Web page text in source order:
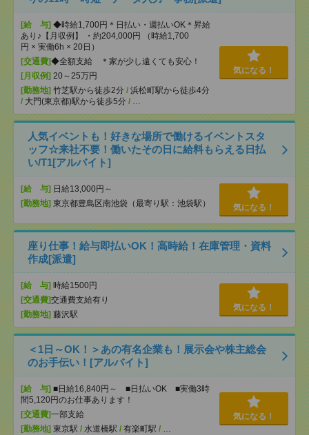
[給 与] ◆時給1,700円＊日払い・週払いOK＊昇給
あり♪【月収例】 ・約204,000円 （時給1,700
円 × 実働6h × 20日）
[交通費]◆全額支給 ＊家が少し遠くても安心！
[月収例] 20～25万円
[勤務地] 竹芝駅から徒歩2分 / 浜松町駅から徒歩4分
/ 大門(東京都)駅から徒歩5分 / …
気になる！
人気イベントも！好きな場所で働けるイベントスタ
ッフ☆来社不要！働いたその日に給料もらえる日払
い/T1[アルバイト]
[給 与] 日給13,000円～
[勤務地] 東京都豊島区南池袋（最寄り駅：池袋駅） 気になる！
座り仕事！給与即払いOK！高時給！在庫管理・資料
作成[派遣]
[給 与] 時給1500円
[交通費]交通費支給有り
[勤務地] 藤沢駅
気になる！
＜1日～OK！＞あの有名企業も！展示会や株主総会
のお手伝い！[アルバイト]
[給 与] ■日給16,840円～ ■日払いOK ■実働3時
間5,120円のお仕事あります！
[交通費]一部支給
[勤務地] 東京駅 / 水道橋駅 / 有楽町駅 / …
気になる！